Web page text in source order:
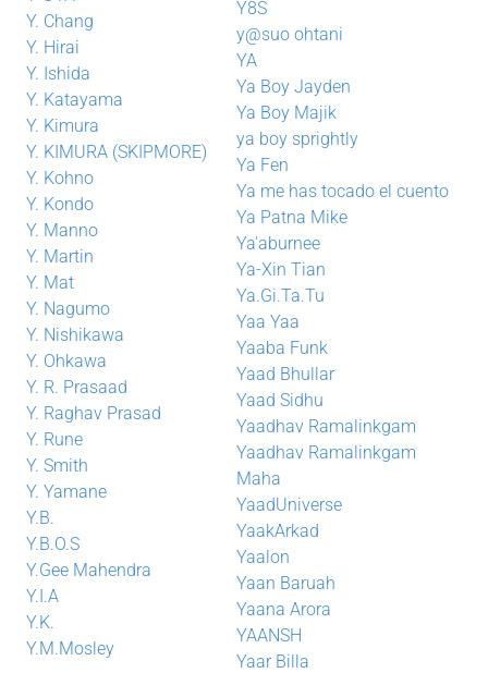
Y. Chang
Y. Hirai
Y. Ishida
Y. Katayama
Y. Kimura
Y. KIMURA (SKIPMORE)
Y. Kohno
Y. Kondo
Y. Manno
Y. Martin
Y. Mat
Y. Nagumo
Y. Nishikawa
Y. Ohkawa
Y. R. Prasaad
Y. Raghav Prasad
Y. Rune
Y. Smith
Y. Yamane
Y.B.
Y.B.O.S
Y.Gee Mahendra
Y.I.A
Y.K.
Y.M.Mosley
Y8S
y@suo ohtani
YA
Ya Boy Jayden
Ya Boy Majik
ya boy sprightly
Ya Fen
Ya me has tocado el cuento
Ya Patna Mike
Ya'aburnee
Ya-Xin Tian
Ya.Gi.Ta.Tu
Yaa Yaa
Yaaba Funk
Yaad Bhullar
Yaad Sidhu
Yaadhav Ramalinkgam
Yaadhav Ramalinkgam
Maha
YaadUniverse
YaakArkad
Yaalon
Yaan Baruah
Yaana Arora
YAANSH
Yaar Billa